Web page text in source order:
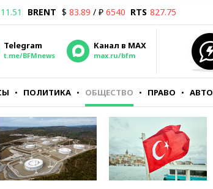
11.51 BRENT $ 83.89 / ₽ 6540 RTS 827.75
Telegram
t.me/BFMnews
Канал в MAX
max.ru/bfm
ПОЛИТИКА ОБЩЕСТВО ПРАВО АВТО